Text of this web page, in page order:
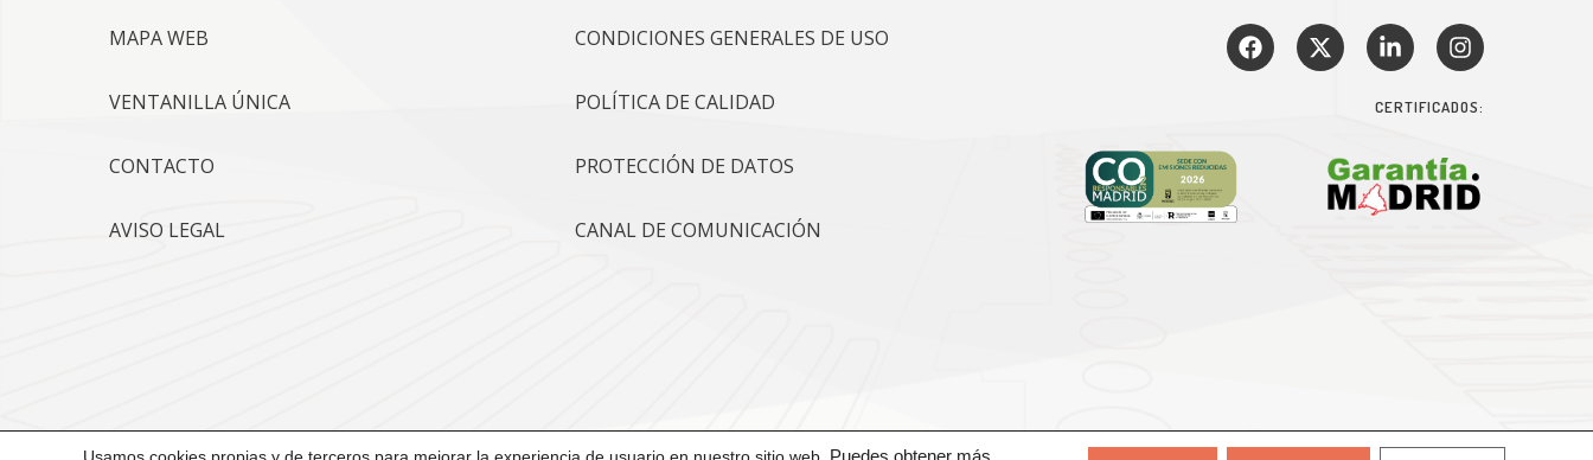
MAPA WEB
VENTANILLA ÚNICA
CONTACTO
AVISO LEGAL
CONDICIONES GENERALES DE USO
POLÍTICA DE CALIDAD
PROTECCIÓN DE DATOS
CANAL DE COMUNICACIÓN
CERTIFICADOS: